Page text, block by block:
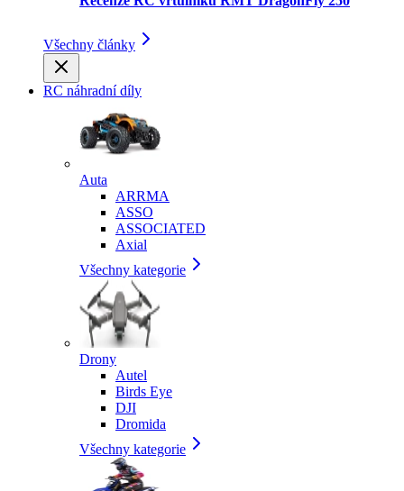
Všechny články
RC náhradní díly
Auta
ARRMA
ASSO
ASSOCIATED
Axial
Všechny kategorie
Drony
Autel
Birds Eye
DJI
Dromida
Všechny kategorie